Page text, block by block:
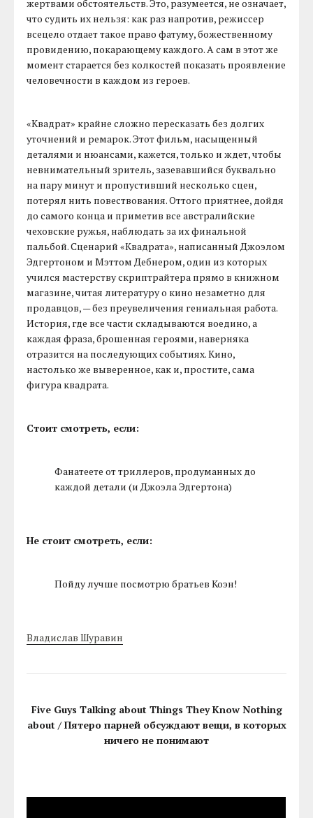
жертвами обстоятельств. Это, разумеется, не означает,
что судить их нельзя: как раз напротив, режиссер
всецело отдает такое право фатуму, божественному
провидению, покарающему каждого. А сам в этот же
момент старается без колкостей показать проявление
человечности в каждом из героев.
«Квадрат» крайне сложно пересказать без долгих
уточнений и ремарок. Этот фильм, насыщенный
деталями и нюансами, кажется, только и ждет, чтобы
невнимательный зритель, зазевавшийся буквально
на пару минут и пропустивший несколько сцен,
потерял нить повествования. Оттого приятнее, дойдя
до самого конца и приметив все австралийские
чеховские ружья, наблюдать за их финальной
пальбой. Сценарий «Квадрата», написанный Джоэлом
Эдгертоном и Мэттом Дебнером, один из которых
учился мастерству скриптрайтера прямо в книжном
магазине, читая литературу о кино незаметно для
продавцов, — без преувеличения гениальная работа.
История, где все части складываются воедино, а
каждая фраза, брошенная героями, наверняка
отразится на последующих событиях. Кино,
настолько же выверенное, как и, простите, сама
фигура квадрата.
Стоит смотреть, если:
Фанатеете от триллеров, продуманных до
каждой детали (и Джоэла Эдгертона)
Не стоит смотреть, если:
Пойду лучше посмотрю братьев Коэн!
Владислав Шуравин
Five Guys Talking about Things They Know Nothing
about / Пятеро парней обсуждают вещи, в которых
ничего не понимают